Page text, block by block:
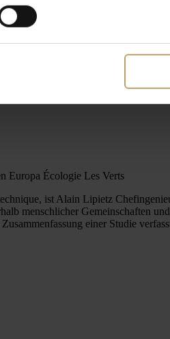
Europa Écologie Les Verts
ist Alain Lipietz
menschlicher Gemeinschaften
einer Studie